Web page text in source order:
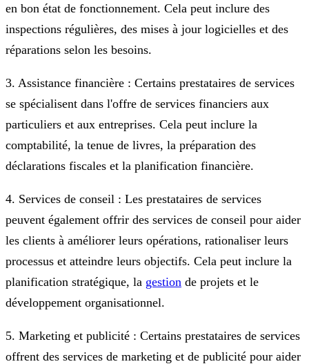
en bon état de fonctionnement. Cela peut inclure des
inspections régulières, des mises à jour logicielles et des
réparations selon les besoins.
3. Assistance financière : Certains prestataires de services
se spécialisent dans l'offre de services financiers aux
particuliers et aux entreprises. Cela peut inclure la
comptabilité, la tenue de livres, la préparation des
déclarations fiscales et la planification financière.
4. Services de conseil : Les prestataires de services
peuvent également offrir des services de conseil pour aider
les clients à améliorer leurs opérations, rationaliser leurs
processus et atteindre leurs objectifs. Cela peut inclure la
planification stratégique, la gestion de projets et le
développement organisationnel.
5. Marketing et publicité : Certains prestataires de services
offrent des services de marketing et de publicité pour aider